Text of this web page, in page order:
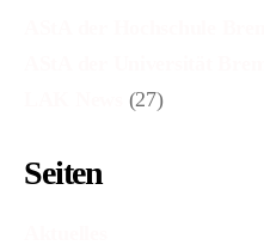
(27)
Seiten